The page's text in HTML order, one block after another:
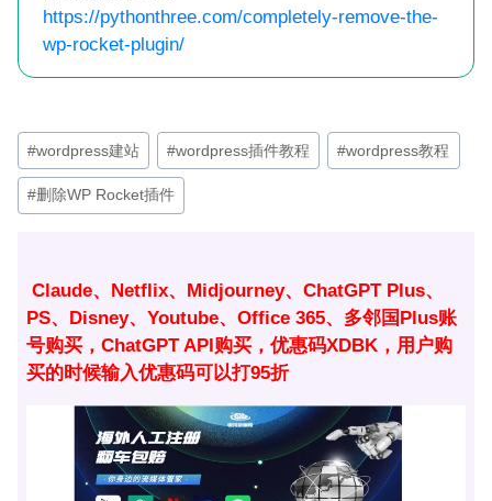
https://pythonthree.com/completely-remove-the-
wp-rocket-plugin/
文
章
标
#wordpress建站 #wordpress插件教程 #wordpress教程
#删除WP Rocket插件
Claude、Netflix、Midjourney、ChatGPT Plus、
PS、Disney、Youtube、Office 365、多邻国Plus账
号购买，ChatGPT API购买，优惠码XDBK，用户购
买的时候输入优惠码可以打95折